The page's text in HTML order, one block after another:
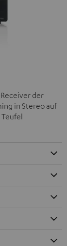
der
in Stereo auf